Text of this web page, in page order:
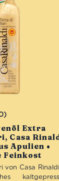
Extra
Casa
Apulien •
Feinkost
von Casa